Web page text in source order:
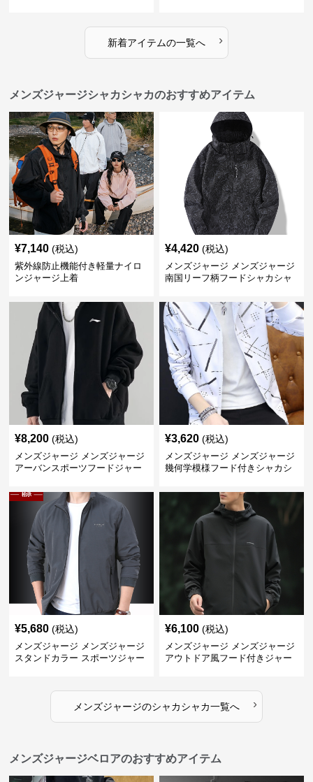
新着アイテムの一覧へ ›
メンズジャージシャカシャカのおすすめアイテム
¥7,140 (税込)
紫外線防止機能付き軽量ナイロ
ンジャージ上着
¥4,420 (税込)
メンズジャージ メンズジャージ
南国リーフ柄フードシャカシャ
¥8,200 (税込)
メンズジャージ メンズジャージ
アーバンスポーツフードジャー
¥3,620 (税込)
メンズジャージ メンズジャージ
幾何学模様フード付きシャカシ
¥5,680 (税込)
メンズジャージ メンズジャージ
スタンドカラー スポーツジャー
¥6,100 (税込)
メンズジャージ メンズジャージ
アウトドア風フード付きジャー
メンズジャージのシャカシャカ一覧へ ›
メンズジャージベロアのおすすめアイテム